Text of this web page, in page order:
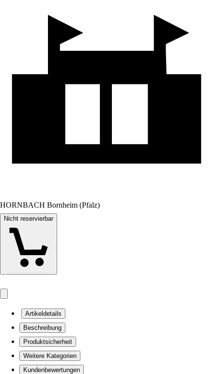
HORNBACH Bornheim (Pfalz)
Nicht reservierbar
Artikeldetails
Beschreibung
Produktsicherheit
Weitere Kategorien
Kundenbewertungen